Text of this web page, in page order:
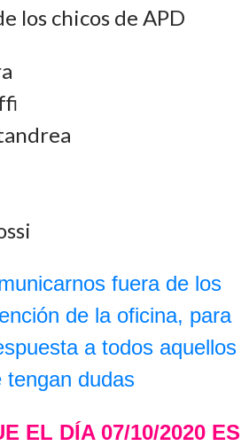
los chicos de APD
fuera de los
de la oficina, para
a todos aquellos
tengan dudas
EL DÍA 07/10/2020 ES